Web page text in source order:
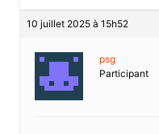
10 juillet 2025 à 15h52
psg
Participant